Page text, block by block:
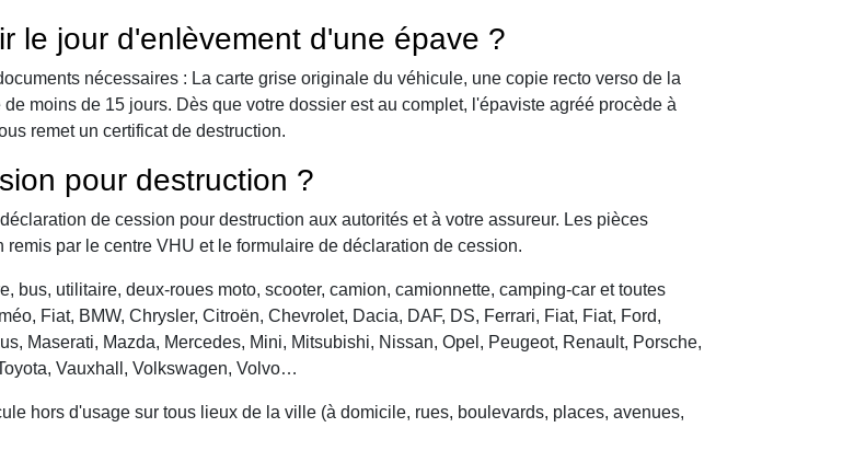
le jour d'enlèvement d'une épave ?
nécessaires : La carte grise originale du véhicule, une copie recto verso de la
moins de 15 jours. Dès que votre dossier est au complet, l'épaviste agréé procède à
remet un certificat de destruction.
pour destruction ?
de cession pour destruction aux autorités et à votre assureur. Les pièces
par le centre VHU et le formulaire de déclaration de cession.
bus, utilitaire, deux-roues moto, scooter, camion, camionnette, camping-car et toutes
Fiat, BMW, Chrysler, Citroën, Chevrolet, Dacia, DAF, DS, Ferrari, Fiat, Fiat, Ford,
Maserati, Mazda, Mercedes, Mini, Mitsubishi, Nissan, Opel, Peugeot, Renault, Porsche,
Vauxhall, Volkswagen, Volvo…
hors d'usage sur tous lieux de la ville (à domicile, rues, boulevards, places, avenues,